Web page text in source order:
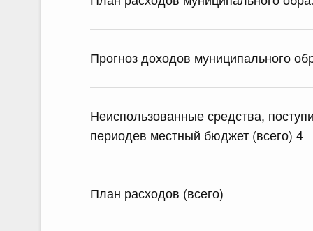
Прогноз доходов муниципального
Неиспользованные средства,
периодев местный бюджет (всего) 4
План расходов (всего)